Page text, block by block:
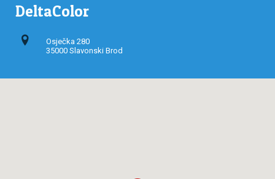
DeltaColor
Osječka 280
35000 Slavonski Brod